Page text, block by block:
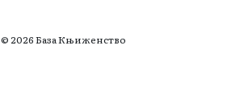
© 2026 База Књиженство